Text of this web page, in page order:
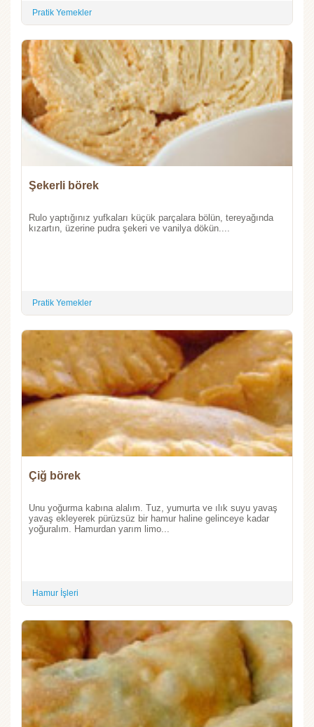
Pratik Yemekler
Şekerli börek
Rulo yaptığınız yufkaları küçük parçalara bölün, tereyağında
kızartın, üzerine pudra şekeri ve vanilya dökün....
Pratik Yemekler
Çiğ börek
Unu yoğurma kabına alalım. Tuz, yumurta ve ılık suyu yavaş
yavaş ekleyerek pürüzsüz bir hamur haline gelinceye kadar
yoğuralım. Hamurdan yarım limo...
Hamur İşleri